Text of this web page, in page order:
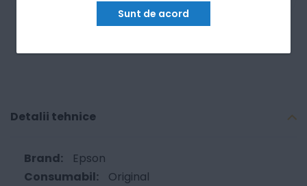
Sunt de acord
Detalii tehnice
Epson
Original